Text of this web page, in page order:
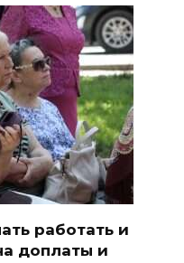
работать и
доплаты и